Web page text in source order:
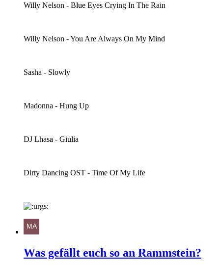
Willy Nelson - Blue Eyes Crying In The Rain
Willy Nelson - You Are Always On My Mind
Sasha - Slowly
Madonna - Hung Up
DJ Lhasa - Giulia
Dirty Dancing OST - Time Of My Life
Was gefällt euch so an Rammstein?